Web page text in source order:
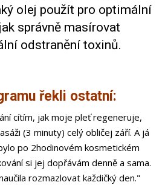
olej použít pro optimální
správně masírovat
odstranění toxinů.
řekli ostatní:
cítím, jak moje pleť regeneruje,
(3 minuty) celý obličej září. A já
po 2hodinovém kosmetickém
si jej dopřávám denně a sama.
rozmazlovat každičký den."